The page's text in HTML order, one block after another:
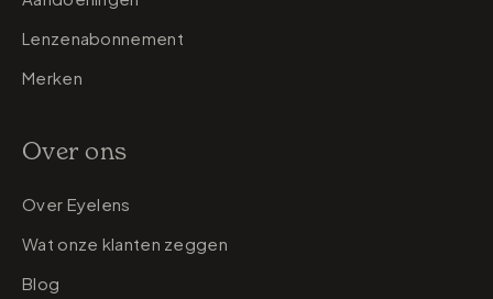
Lenzenabonnement
Merken
Over ons
Over Eyelens
Wat onze klanten zeggen
Blog